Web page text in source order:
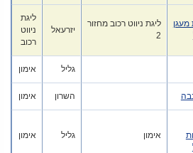
מעגן
ליגת ניווט רכוב מחזור
2
יזרעאל
ליגת
ניווט
רכוב
גליל אימון
השרון אימון
אימון גליל אימון